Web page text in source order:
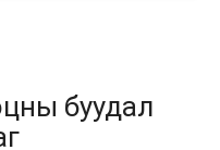
буудал